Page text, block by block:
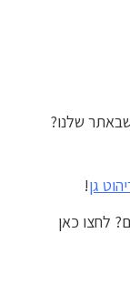
שלנו?
גן!
לחצו כאן